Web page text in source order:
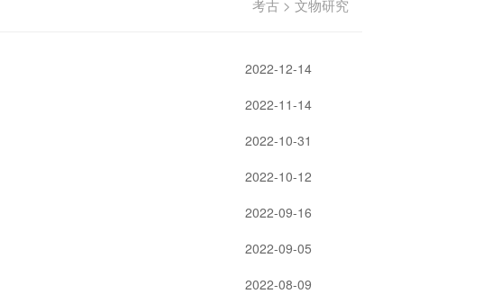
考古 > 文物研究
2022-12-14
2022-11-14
2022-10-31
2022-10-12
2022-09-16
2022-09-05
2022-08-09